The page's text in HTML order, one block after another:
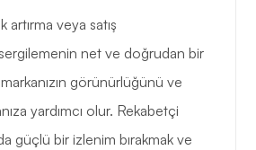
artırma veya satış
net ve doğrudan bir
görünürlüğünü ve
yardımcı olur. Rekabetçi
güçlü bir izlenim bırakmak ve